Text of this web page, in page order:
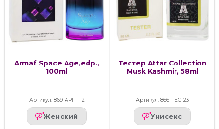
Armaf Space Age,edp.,
100ml
Артикул: 869-АРП-112
Женский
Тестер Attar Collection
Musk Kashmir, 58ml
Артикул: 866-ТЕС-23
Унисекс